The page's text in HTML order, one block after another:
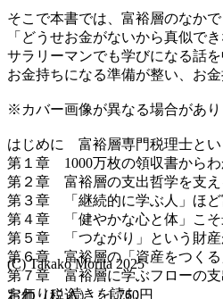
そこで本書では、富裕層のなか
「どうせお金がないから真似で
サラリーマンでも学びになる話を
お金持ちになる準備が整い、お
※カバー画像が異なる場合があり
はじめに 富裕層専門税理士とい
第１章 1000万枚の領収書からわ
第２章 富裕層の支出哲学を支え
第３章 「継続的に学ぶ人」ほど
第４章 「健やかな心と体」こそ
第５章 「つながり」という財産
第６章 富裕層の「資産をつくる
第７章 富裕層に学ぶフローの支
おわりに続きを読む
(C) Takako Morita 2025
定価（税込）：1,760円